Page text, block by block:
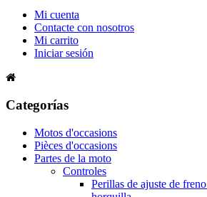
Mi cuenta
Contacte con nosotros
Mi carrito
Iniciar sesión
Categorías
Motos d'occasions
Pièces d'occasions
Partes de la moto
Controles
Perillas de ajuste de